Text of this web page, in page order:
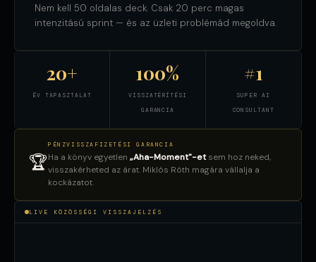
Nem kell 50 oldalas deck. Csak 20 perc magas
intenzitású sprint — és az üzleti problémád megoldva.
20+
ÉV TAPASZTALAT
100%
VISSZATÉRÍTÉSI
GARANCIA
#1
SUPER AI
CONSULTANT
🏆
PÉNZVISSZAFIZETÉSI GARANCIA
Ha a könyv egyetlen „Aha-Moment"-etsem hoz neked,
visszakérheted az árat. Miklós Róth magára vállalja a
kockázatot.
LIVE KÖZÖSSÉGI VISSZAJELZÉS